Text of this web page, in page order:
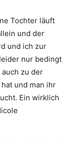
Tochter läuft
und der
und ich zur
nur bedingt
zu der
und man ihr
Ein wirklich